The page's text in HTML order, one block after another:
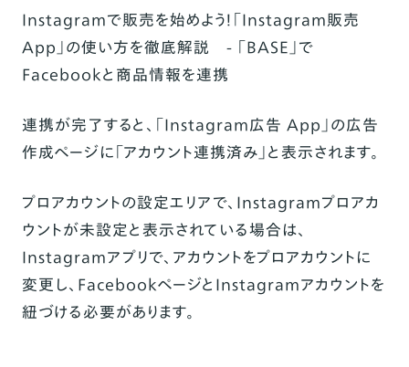
Instagramで販売を始めよう！「Instagram販売
App」の使い方を徹底解説 - 「BASE」で
Facebookと商品情報を連携
連携が完了すると、 「Instagram広告 App」の広告
作成ページに「アカウント連携済み」と表示されます。
プロアカウントの設定エリアで、Instagramプロアカ
ウントが未設定と表示されている場合は、
Instagramアプリで、アカウントをプロアカウントに
変更し、FacebookページとInstagramアカウントを
紐づける必要があります。